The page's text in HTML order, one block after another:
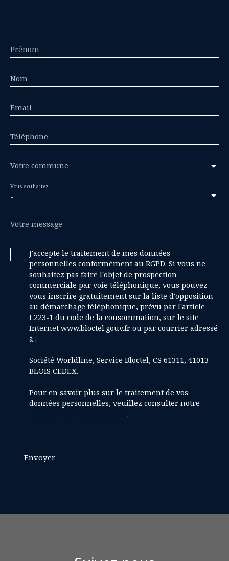
Prénom
Nom
Email
Téléphone
Votre commune
-
Vous souhaitez
Votre message
J'accepte le traitement de mes données
personnelles conformément au RGPD. Si vous ne
souhaitez pas faire l'objet de prospection
commerciale par voie téléphonique, vous pouvez
vous inscrire gratuitement sur la liste d'opposition
au démarchage téléphonique, prévu par l'article
L223-1 du code de la consommation, sur le site
Internet www.bloctel.gouv.fr ou par courrier adressé
à :
Société Worldline, Service Bloctel, CS 61311, 41013
BLOIS CEDEX.
Pour en savoir plus sur le traitement de vos
données personnelles, veuillez consulter notre
.
Envoyer